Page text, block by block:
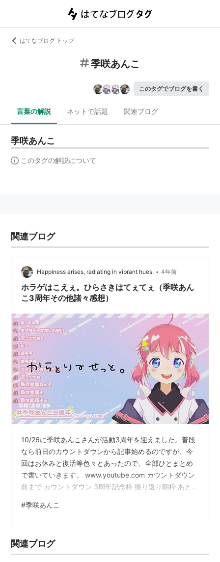
はてなブログ トップ
季咲あんこ
このタグでブログを書く
言葉の解説 ネットで話題 関連ブログ
季咲あんこ
このタグの解説について
関連ブログ
Happiness arises, radiating in vibrant hues. • 4年前
ホラゲはこえぇ。ひらさきはてぇてぇ（季咲あん
こ3周年その他諸々感想）
10/26に季咲あんこさんが活動3周年を迎えました。普段
なら前日のカウントダウンから記事始めるのですが、今
回はお休みと復活等色々とあったので、全部ひとまとめ
で書いていきます。 www.youtube.com カウントダウン
前まで カウントダウン 3周年記念枠 振り返り朝枠 あとが
からななしぱーくを挟んで10/9まで配信をおやすみして
いました。10/10の復帰配信によると「メンタルが終わり
比較的メンタルつよつよ側の認識だったので、ちょっと
驚き。本人もメンタル崩して配信休むと思ってな…
#季咲あんこ
関連ブログ